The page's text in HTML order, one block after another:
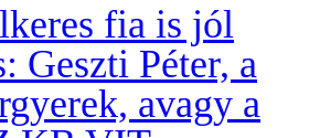
fia is jól
Geszti Péter, a
avagy a